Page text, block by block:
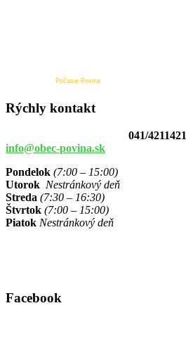
Počasie Povina
Rýchly kontakt
041/4211421
info@obec-povina.sk
Pondelok (7:00 – 15:00)
Utorok Nestránkový deň
Streda (7:30 – 16:30)
Štvrtok (7:00 – 15:00)
Piatok Nestránkový deň
Facebook